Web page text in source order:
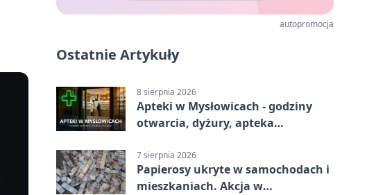
autopromocja
Ostatnie Artykuły
8 sierpnia 2026
Apteki w Mysłowicach - godziny
otwarcia, dyżury, apteka
7 sierpnia 2026
Papierosy ukryte w samochodach i
mieszkaniach. Akcja w